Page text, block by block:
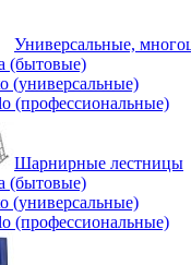
Универсальные,
(бытовые)
(универсальные)
(профессиональные)
Шарнирные лестницы
(бытовые)
(универсальные)
(профессиональные)